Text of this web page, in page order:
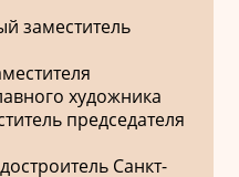
заместитель
художника
председателя
Санкт-